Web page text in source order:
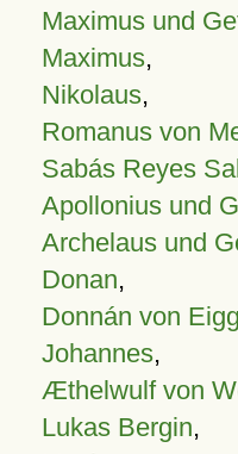
Maximus und
Maximus,
Nikolaus,
Romanus von
Sabás Reyes
Apollonius und
Archelaus und
Donan,
Donnán von Eigg
Johannes,
Æthelwulf von
Lukas Bergin,